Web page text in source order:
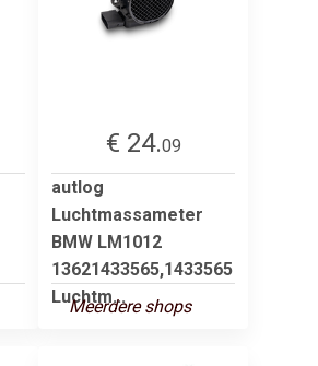
€ 24.09
autlog
Luchtmassameter
BMW LM1012
13621433565,1433565
Luchtm...
Meerdere shops